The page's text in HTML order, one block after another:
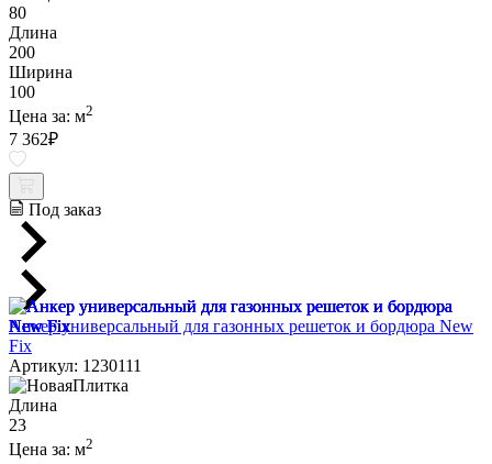
80
Длина
200
Ширина
100
Цена за: м2
7 362₽
Под заказ
Анкер универсальный для газонных решеток и бордюра New
Fix
Артикул: 1230111
Длина
23
Цена за: м2